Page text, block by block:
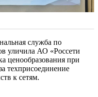
служба по
уличила АО «Россети
ценообразования при
техприсоединение
к сетям.